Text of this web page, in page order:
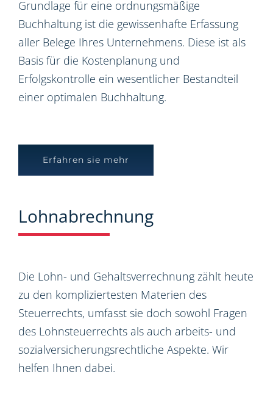
Grundlage für eine ordnungsmäßige
Buchhaltung ist die gewissenhafte Erfassung
aller Belege Ihres Unternehmens. Diese ist als
Basis für die Kostenplanung und
Erfolgskontrolle ein wesentlicher Bestandteil
einer optimalen Buchhaltung.
Erfahren sie mehr
Lohnabrechnung
Die Lohn- und Gehaltsverrechnung zählt heute
zu den kompliziertesten Materien des
Steuerrechts, umfasst sie doch sowohl Fragen
des Lohnsteuerrechts als auch arbeits- und
sozialversicherungsrechtliche Aspekte. Wir
helfen Ihnen dabei.